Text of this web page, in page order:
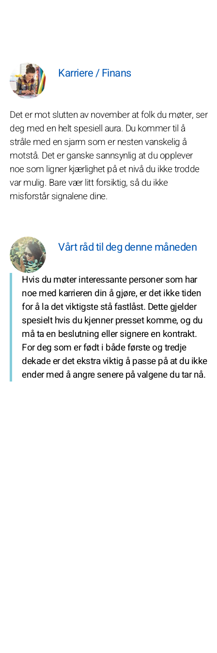
Karriere / Finans
Det er mot slutten av november at folk du møter, ser
deg med en helt spesiell aura. Du kommer til å
stråle med en sjarm som er nesten vanskelig å
motstå. Det er ganske sannsynlig at du opplever
noe som ligner kjærlighet på et nivå du ikke trodde
var mulig. Bare vær litt forsiktig, så du ikke
misforstår signalene dine.
Vårt råd til deg denne måneden
Hvis du møter interessante personer som har
noe med karrieren din å gjøre, er det ikke tiden
for å la det viktigste stå fastlåst. Dette gjelder
spesielt hvis du kjenner presset komme, og du
må ta en beslutning eller signere en kontrakt.
For deg som er født i både første og tredje
dekade er det ekstra viktig å passe på at du ikke
ender med å angre senere på valgene du tar nå.